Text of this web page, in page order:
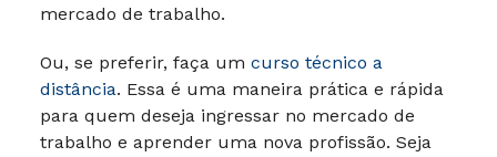
mercado de trabalho.
Ou, se preferir, faça um curso técnico a
distância. Essa é uma maneira prática e rápida
para quem deseja ingressar no mercado de
trabalho e aprender uma nova profissão. Seja